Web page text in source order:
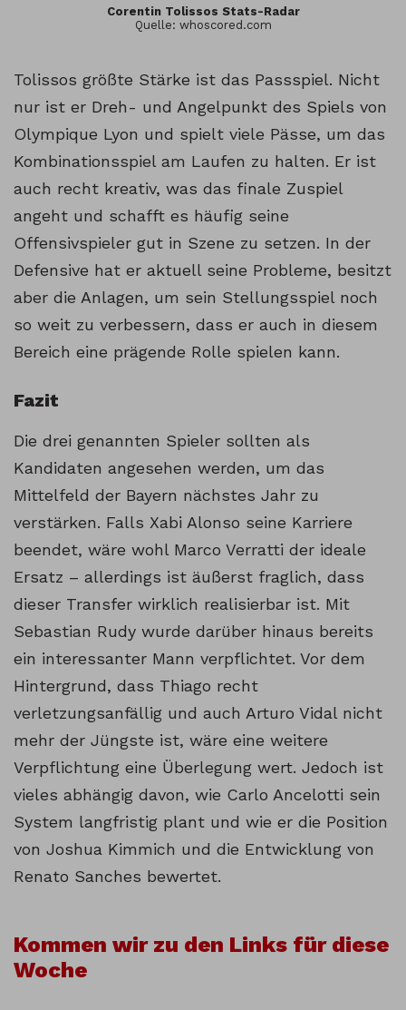
Corentin Tolissos Stats-Radar
Quelle: whoscored.com
Tolissos größte Stärke ist das Passspiel. Nicht
nur ist er Dreh- und Angelpunkt des Spiels von
Olympique Lyon und spielt viele Pässe, um das
Kombinationsspiel am Laufen zu halten. Er ist
auch recht kreativ, was das finale Zuspiel
angeht und schafft es häufig seine
Offensivspieler gut in Szene zu setzen. In der
Defensive hat er aktuell seine Probleme, besitzt
aber die Anlagen, um sein Stellungsspiel noch
so weit zu verbessern, dass er auch in diesem
Bereich eine prägende Rolle spielen kann.
Fazit
Die drei genannten Spieler sollten als
Kandidaten angesehen werden, um das
Mittelfeld der Bayern nächstes Jahr zu
verstärken. Falls Xabi Alonso seine Karriere
beendet, wäre wohl Marco Verratti der ideale
Ersatz – allerdings ist äußerst fraglich, dass
dieser Transfer wirklich realisierbar ist. Mit
Sebastian Rudy wurde darüber hinaus bereits
ein interessanter Mann verpflichtet. Vor dem
Hintergrund, dass Thiago recht
verletzungsanfällig und auch Arturo Vidal nicht
mehr der Jüngste ist, wäre eine weitere
Verpflichtung eine Überlegung wert. Jedoch ist
vieles abhängig davon, wie Carlo Ancelotti sein
System langfristig plant und wie er die Position
von Joshua Kimmich und die Entwicklung von
Renato Sanches bewertet.
Kommen wir zu den Links für diese
Woche